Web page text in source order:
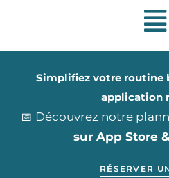
Simplifiez votre routine
application
📅 Découvrez notre
sur App Store
RÉSERVER